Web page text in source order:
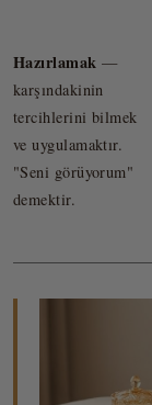
Hazırlamak —
karşındakinin
tercihlerini bilmek
ve uygulamaktır.
"Seni görüyorum"
demektir.